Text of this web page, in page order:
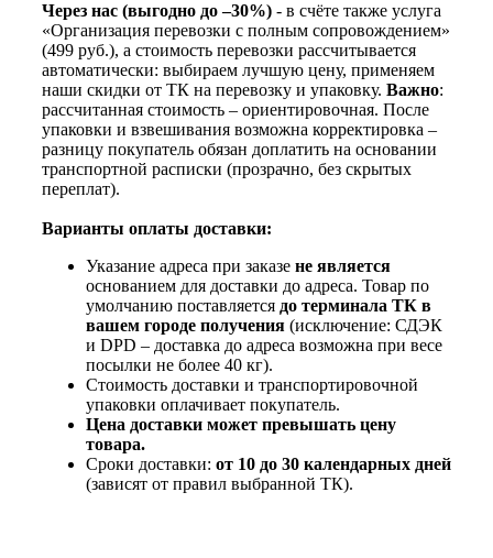
Через нас (выгодно до –30%) - в счёте также услуга
«Организация перевозки с полным сопровождением»
(499 руб.), а стоимость перевозки рассчитывается
автоматически: выбираем лучшую цену, применяем
наши скидки от ТК на перевозку и упаковку. Важно:
рассчитанная стоимость – ориентировочная. После
упаковки и взвешивания возможна корректировка –
разницу покупатель обязан доплатить на основании
транспортной расписки (прозрачно, без скрытых
переплат).
Варианты оплаты доставки:
Указание адреса при заказе не является
основанием для доставки до адреса. Товар по
умолчанию поставляется до терминала ТК в
вашем городе получения (исключение: СДЭК
и DPD – доставка до адреса возможна при весе
посылки не более 40 кг).
Стоимость доставки и транспортировочной
упаковки оплачивает покупатель.
Цена доставки может превышать цену
товара.
Сроки доставки: от 10 до 30 календарных дней
(зависят от правил выбранной ТК).